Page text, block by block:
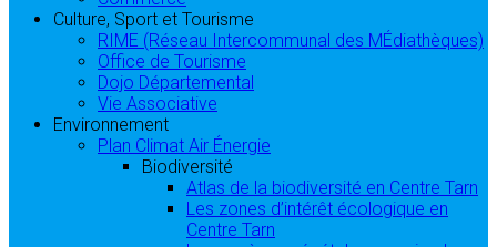
Culture, Sport et Tourisme
RIME (Réseau Intercommunal des MÉdiathèques)
Office de Tourisme
Dojo Départemental
Vie Associative
Environnement
Plan Climat Air Énergie
Biodiversité
Atlas de la biodiversité en Centre Tarn
Les zones d’intérêt écologique en
Centre Tarn